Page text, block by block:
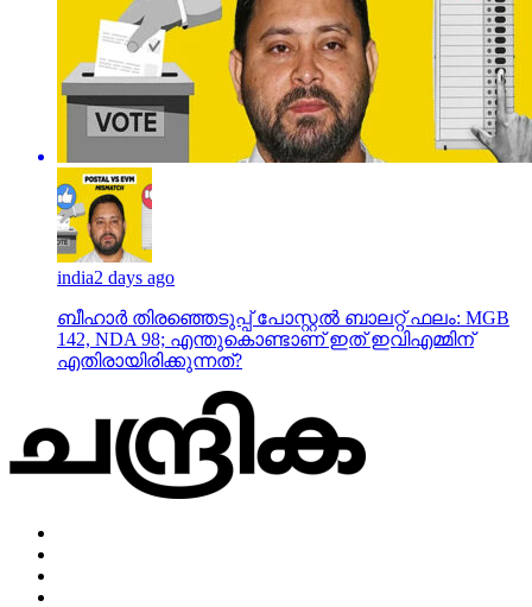
india2 days ago
ബീഹാർ തിരഞ്ഞെടുപ്പ് പോസ്റ്റൽ ബാലറ്റ് ഫലം: MGB
142, NDA 98; എന്തുകൊണ്ടാണ് ഇത് ഇവിഎമ്മിന്
എതിരായിരിക്കുന്നത്?